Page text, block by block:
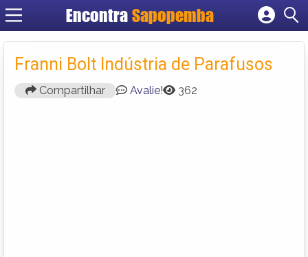
Encontra Sapopemba
Cadastrar empresa
Criar conta
Franni Bolt Indústria de Parafusos
Compartilhar Avalie! 362